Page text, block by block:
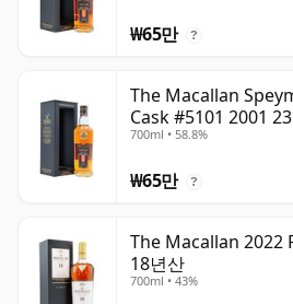
₩65만 ?
The Macallan
Cask #5101 2001
700ml • 58.8%
₩65만 ?
The Macallan 2022
18년산
700ml • 43%